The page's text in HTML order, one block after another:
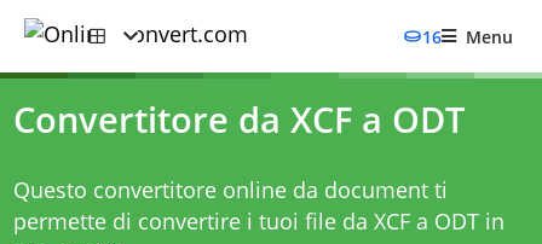
16 Menu
Convertitore da XCF a ODT
Questo convertitore online da document ti
permette di convertire i tuoi file da XCF a ODT in